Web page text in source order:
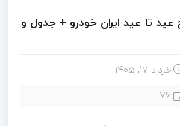
تا عید ایران خودرو + جدول و
خرداد ۱۷, ۱۴۰۵
76